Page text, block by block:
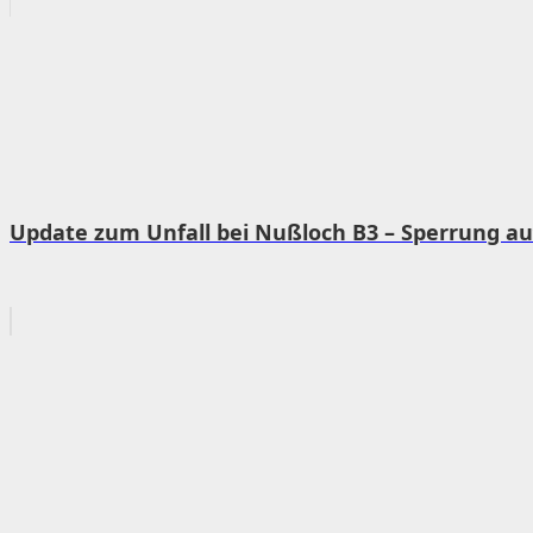
Update zum Unfall bei Nußloch B3 – Sperrung